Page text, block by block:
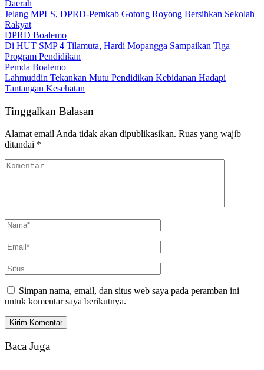
Daerah
Jelang MPLS, DPRD-Pemkab Gotong Royong Bersihkan Sekolah
Rakyat
DPRD Boalemo
Di HUT SMP 4 Tilamuta, Hardi Mopangga Sampaikan Tiga
Program Pendidikan
Pemda Boalemo
Lahmuddin Tekankan Mutu Pendidikan Kebidanan Hadapi
Tantangan Kesehatan
Tinggalkan Balasan
Alamat email Anda tidak akan dipublikasikan. Ruas yang wajib
ditandai *
Simpan nama, email, dan situs web saya pada peramban ini
untuk komentar saya berikutnya.
Baca Juga